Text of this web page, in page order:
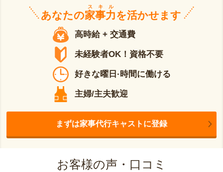
あなたの家事力
スキル
を活かせます
高時給 + 交通費
未経験者OK！資格不要
好きな曜日·時間に働ける
主婦/主夫歓迎
まずは家事代行キャストに登録
お客様の声・口コミ